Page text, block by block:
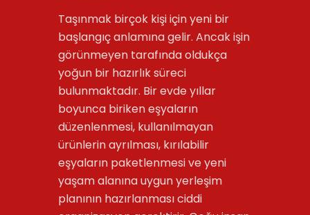
Taşınmak birçok kişi için yeni bir
başlangıç anlamına gelir. Ancak işin
görünmeyen tarafında oldukça
yoğun bir hazırlık süreci
bulunmaktadır. Bir evde yıllar
boyunca biriken eşyaların
düzenlenmesi, kullanılmayan
ürünlerin ayrılması, kırılabilir
eşyaların paketlenmesi ve yeni
yaşam alanına uygun yerleşim
planının hazırlanması ciddi